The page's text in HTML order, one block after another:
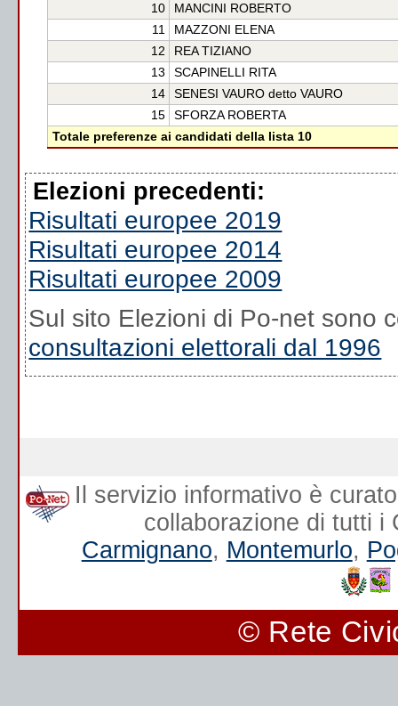
10
MANCINI ROBERTO
11
MAZZONI ELENA
12
REA TIZIANO
13
SCAPINELLI RITA
14
SENESI VAURO detto VAURO
15
SFORZA ROBERTA
Totale preferenze ai candidati della lista 10
Elezioni precedenti:
Risultati europee 2019
Risultati europee 2014
Risultati europee 2009
Sul sito Elezioni di Po-net sono
consultazioni elettorali dal 1996
Il servizio informativo è
collaborazione di tutti
Carmignano, Montemurlo,
© Rete